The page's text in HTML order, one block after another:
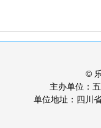
©
主办单位：
单位地址：四川